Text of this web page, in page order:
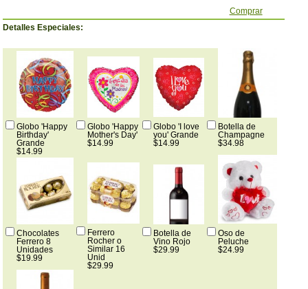
Comprar
Detalles Especiales:
Globo 'Happy
Birthday'
Grande
$14.99
Globo 'Happy
Mother's Day'
$14.99
Globo 'I love
you' Grande
$14.99
Botella de
Champagne
$34.98
Chocolates
Ferrero 8
Unidades
$19.99
Ferrero
Rocher o
Similar 16
Unid
$29.99
Botella de
Vino Rojo
$29.99
Oso de
Peluche
$24.99